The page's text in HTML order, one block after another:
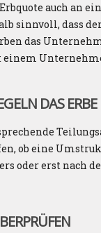
auch an
sinnvoll, dass
das
DAS ERBE
ob eine
oder erst nach